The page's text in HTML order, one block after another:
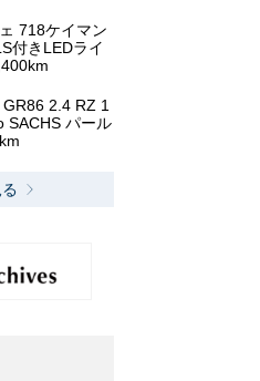
718ケイマン
付きLEDライ
2.4 RZ 1
SACHS パール